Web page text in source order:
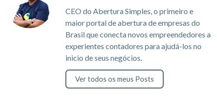
CEO do Abertura Simples, o primeiro e
maior portal de abertura de empresas do
Brasil que conecta novos empreendedores a
experientes contadores para ajudá-los no
inicio de seus negócios.
Ver todos os meus Posts